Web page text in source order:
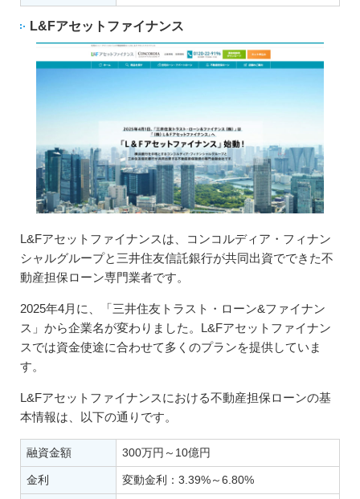
L&Fアセットファイナンス
L&Fアセットファイナンスは、コンコルディア・フィナン
シャルグループと三井住友信託銀行が共同出資でできた不
動産担保ローン専門業者です。
2025年4月に、「三井住友トラスト・ローン&ファイナン
ス」から企業名が変わりました。L&Fアセットファイナン
スでは資金使途に合わせて多くのプランを提供していま
す。
L&Fアセットファイナンスにおける不動産担保ローンの基
本情報は、以下の通りです。
融資金額 300万円～10億円
金利 変動金利：3.39%～6.80%